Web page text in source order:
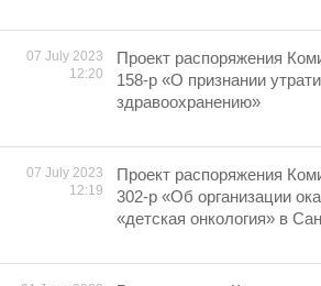
07 July 2023
12:20
Проект распоряжения
158-р «О признании
здравоохранению»
07 July 2023
12:19
Проект распоряжения
302-р «Об организации
«детская онкология» в